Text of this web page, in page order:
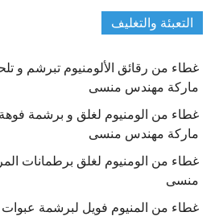
التعبئة والتغليف
غطاء من رقائق الألومنيوم تبرشم و
ماركة مهندس منسى
غطاء من الومنيوم لغلق و برشمة فوهة
ماركة مهندس منسى
غطاء من الومنيوم لغلق برطمانات
منسى
غطاء من المنيوم فويل لبرشمة عبوات